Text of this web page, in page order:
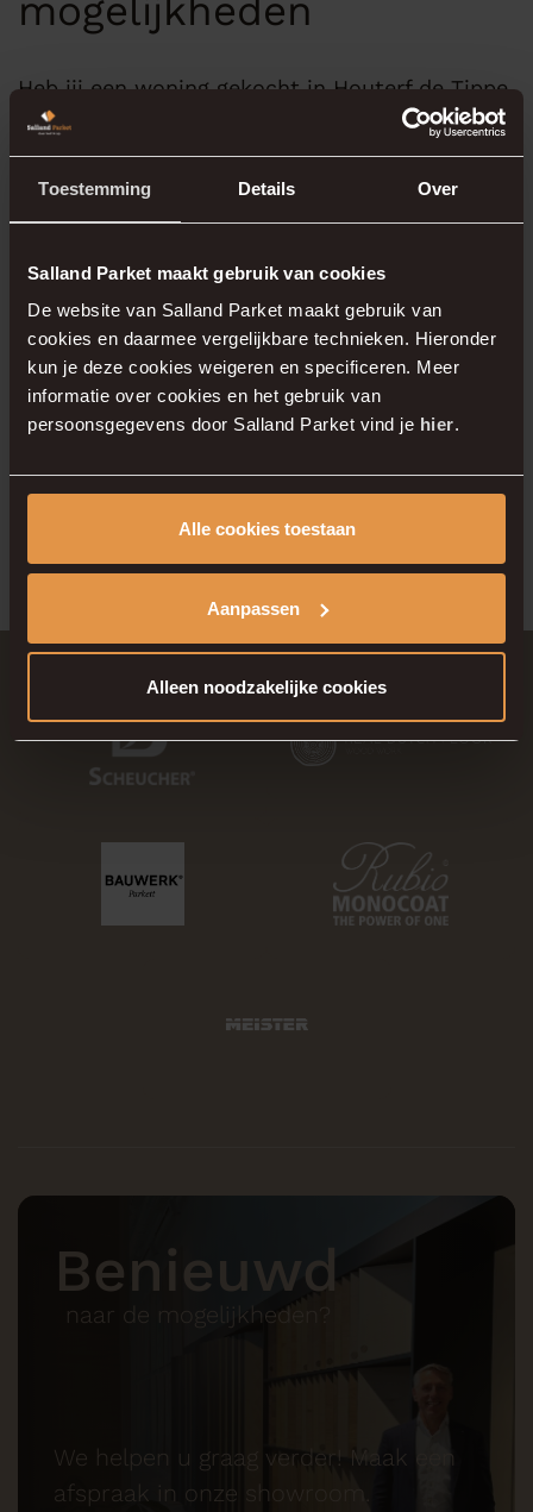
Toestemming Details Over
Salland Parket maakt gebruik van cookies
De website van Salland Parket maakt gebruik van
cookies en daarmee vergelijkbare technieken. Hieronder
kun je deze cookies weigeren en specificeren. Meer
informatie over cookies en het gebruik van
persoonsgegevens door Salland Parket vind je hier.
Alle cookies toestaan
Aanpassen
Alleen noodzakelijke cookies
mogelijkheden
Heb jij een woning gekocht in Houterf de Tippe
en ben je op zoek naar de perfecte vloer?
Neemcontactop met Salland Parket voor een
vrijblijvend advies en een professionele
plaatsing.
Plan direct eenafspraak online of vul het
contactformulierin. Wij zorgen ervoor dat jouw
nieuwbouwwoning een prachtige en duurzame
Benieuwd
naar de mogelijkheden?
We helpen u graag verder! Maak een
afspraak in onze showroom.